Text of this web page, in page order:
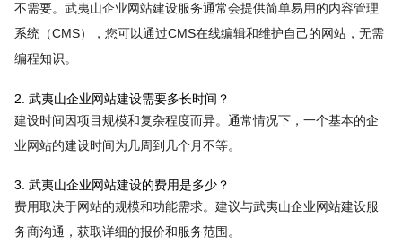
不需要。武夷山企业网站建设服务通常会提供简单易用的内容管理
系统（CMS），您可以通过CMS在线编辑和维护自己的网站，无需
编程知识。
2. 武夷山企业网站建设需要多长时间？
建设时间因项目规模和复杂程度而异。通常情况下，一个基本的企
业网站的建设时间为几周到几个月不等。
3. 武夷山企业网站建设的费用是多少？
费用取决于网站的规模和功能需求。建议与武夷山企业网站建设服
务商沟通，获取详细的报价和服务范围。